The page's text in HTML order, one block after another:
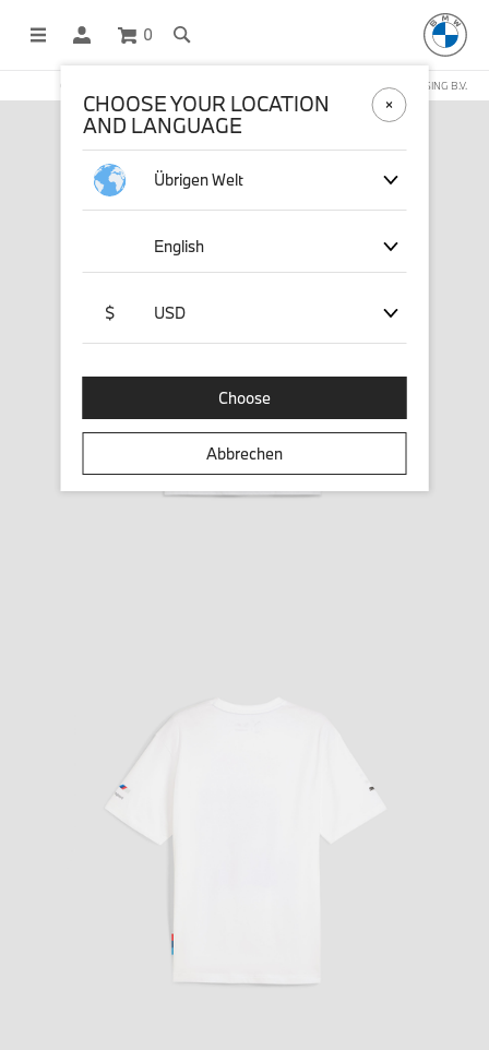
0
OFFICIAL BMW LIFESTYLE SHOP OPERATED BY STICHD SPORTMERCHANDISING B.V.
CHOOSE YOUR LOCATION
AND LANGUAGE
Übrigen Welt
English
$ USD
Choose
Abbrechen